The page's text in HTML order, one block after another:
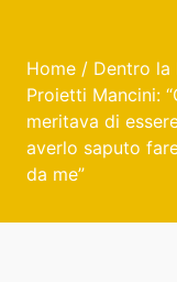
Home / Dentro la
Proietti Mancini:
meritava di
averlo saputo
da me”